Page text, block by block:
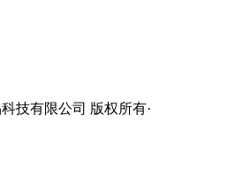
技有限公司 版权所有·